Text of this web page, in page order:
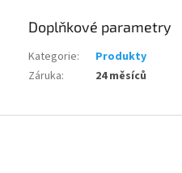
Doplňkové parametry
Kategorie:
Produkty
Záruka: 24 měsíců